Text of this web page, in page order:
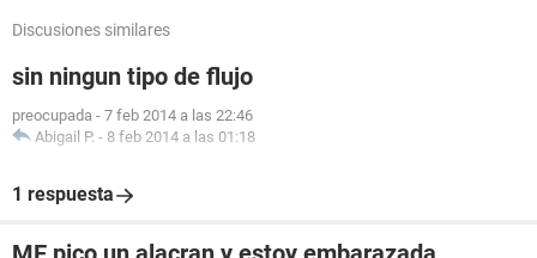
Discusiones similares
sin ningun tipo de flujo
preocupada - 7 feb 2014 a las 22:46
Abigail P. - 8 feb 2014 a las 01:18
1 respuesta